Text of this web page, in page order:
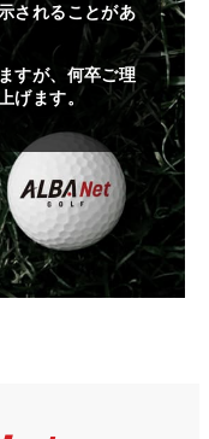
されることがあ
すが、何卒ご理
げます。